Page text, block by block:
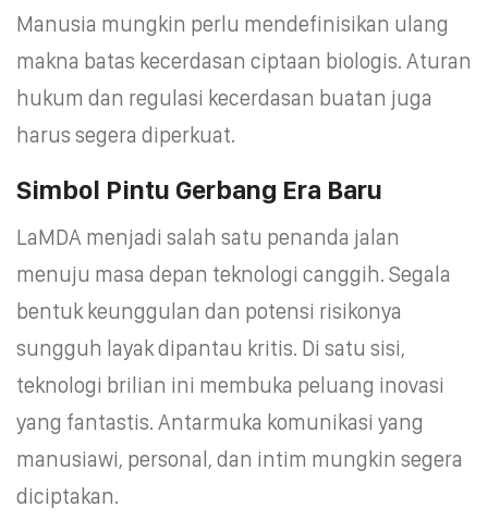
Manusia mungkin perlu mendefinisikan ulang
makna batas kecerdasan ciptaan biologis. Aturan
hukum dan regulasi kecerdasan buatan juga
harus segera diperkuat.
Simbol Pintu Gerbang Era Baru
LaMDA menjadi salah satu penanda jalan
menuju masa depan teknologi canggih. Segala
bentuk keunggulan dan potensi risikonya
sungguh layak dipantau kritis. Di satu sisi,
teknologi brilian ini membuka peluang inovasi
yang fantastis. Antarmuka komunikasi yang
manusiawi, personal, dan intim mungkin segera
diciptakan.